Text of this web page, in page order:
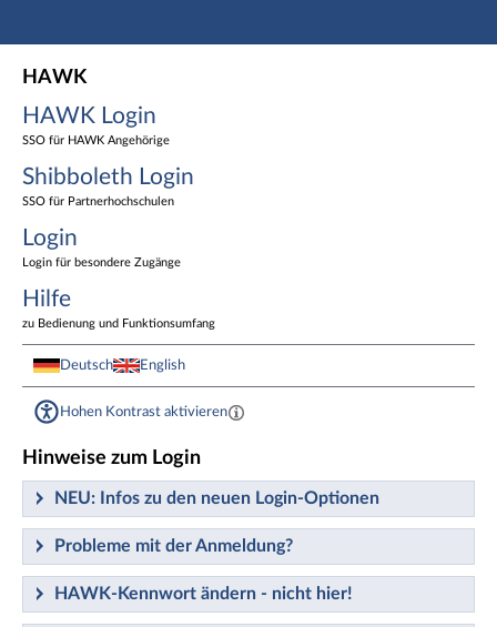
Hauptnavigation
HAWK
HAWK Login
SSO für HAWK Angehörige
Shibboleth Login
SSO für Partnerhochschulen
Login
Login für besondere Zugänge
Hilfe
zu Bedienung und Funktionsumfang
Deutsch English
Hohen Kontrast aktivieren
Hinweise zum Login
NEU: Infos zu den neuen Login-Optionen
Probleme mit der Anmeldung?
HAWK-Kennwort ändern - nicht hier!